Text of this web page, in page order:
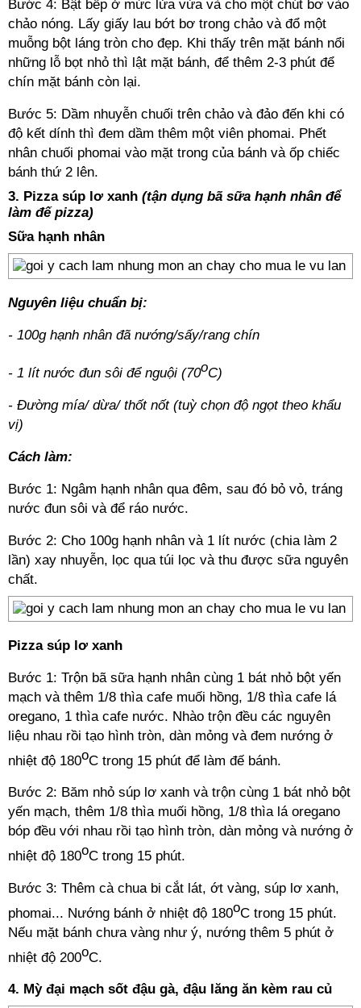
Bước 4: Bật bếp ở mức lửa vừa và cho một chút bơ vào
chảo nóng. Lấy giấy lau bớt bơ trong chảo và đổ một
muỗng bột láng tròn cho đẹp. Khi thấy trên mặt bánh nổi
những lỗ bọt nhỏ thì lật mặt bánh, để thêm 2-3 phút để
chín mặt bánh còn lại.
Bước 5: Dầm nhuyễn chuối trên chảo và đảo đến khi có
độ kết dính thì đem dầm thêm một viên phomai. Phết
nhân chuối phomai vào mặt trong của bánh và ốp chiếc
bánh thứ 2 lên.
3. Pizza súp lơ xanh (tận dụng bã sữa hạnh nhân để
làm đế pizza)
Sữa hạnh nhân
Nguyên liệu chuẩn bị:
- 100g hạnh nhân đã nướng/sấy/rang chín
- 1 lít nước đun sôi để nguội (70oC)
- Đường mía/ dừa/ thốt nốt (tuỳ chọn độ ngọt theo khẩu
vị)
Cách làm:
Bước 1: Ngâm hạnh nhân qua đêm, sau đó bỏ vỏ, tráng
nước đun sôi và để ráo nước.
Bước 2: Cho 100g hạnh nhân và 1 lít nước (chia làm 2
lần) xay nhuyễn, lọc qua túi lọc và thu được sữa nguyên
chất.
Pizza súp lơ xanh
Bước 1: Trộn bã sữa hạnh nhân cùng 1 bát nhỏ bột yến
mạch và thêm 1/8 thìa cafe muối hồng, 1/8 thìa cafe lá
oregano, 1 thìa cafe nước. Nhào trộn đều các nguyên
liệu nhau rồi tạo hình tròn, dàn mỏng và đem nướng ở
nhiệt độ 180oC trong 15 phút để làm đế bánh.
Bước 2: Băm nhỏ súp lơ xanh và trộn cùng 1 bát nhỏ bột
yến mạch, thêm 1/8 thìa muối hồng, 1/8 thìa lá oregano
bóp đều với nhau rồi tạo hình tròn, dàn mỏng và nướng ở
nhiệt độ 180oC trong 15 phút.
Bước 3: Thêm cà chua bi cắt lát, ớt vàng, súp lơ xanh,
phomai... Nướng bánh ở nhiệt độ 180oC trong 15 phút.
Nếu mặt bánh chưa vàng như ý, nướng thêm 5 phút ở
nhiệt độ 200oC.
4. Mỳ đại mạch sốt đậu gà, đậu lăng ăn kèm rau củ